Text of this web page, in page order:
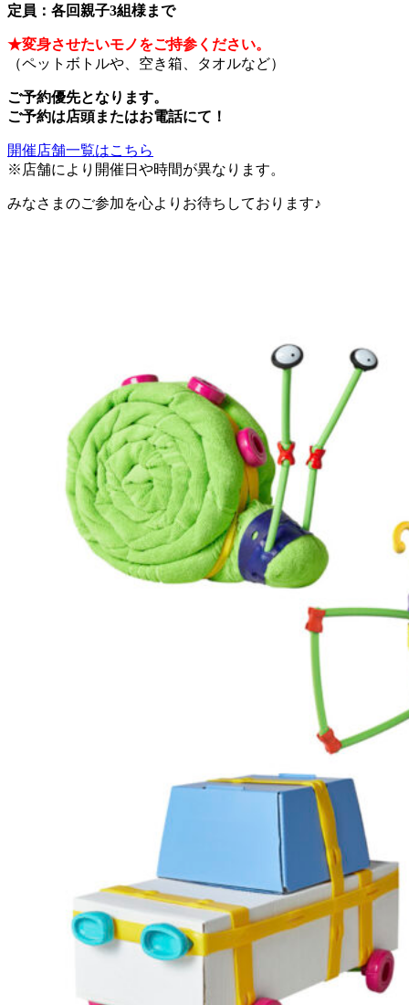
定員：各回親子3組様まで
★変身させたいモノをご持参ください。
（ペットボトルや、空き箱、タオルなど）
ご予約優先となります。
ご予約は店頭またはお電話にて！
開催店舗一覧はこちら
※店舗により開催日や時間が異なります。
みなさまのご参加を心よりお待ちしております♪